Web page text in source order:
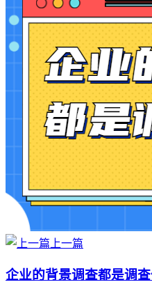
上一篇
企业的背景调查都是调查